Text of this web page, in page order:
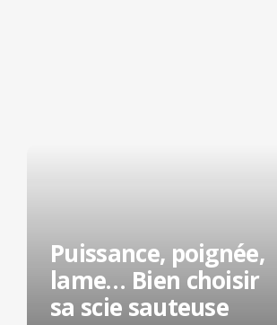
Puissance, poignée,
lame… Bien choisir
sa scie sauteuse